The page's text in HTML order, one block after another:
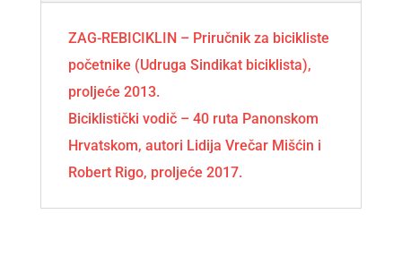
ZAG-REBICIKLIN – Priručnik za bicikliste
početnike (Udruga Sindikat biciklista),
proljeće 2013.
Biciklistički vodič – 40 ruta Panonskom
Hrvatskom, autori Lidija Vrečar Mišćin i
Robert Rigo, proljeće 2017.